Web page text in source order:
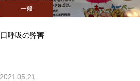
一般
口呼吸の弊害
2021.05.21